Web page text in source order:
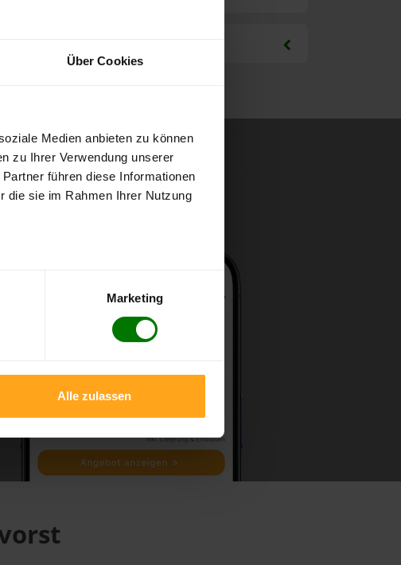
Über Cookies
Medien anbieten zu können
zu Ihrer Verwendung unserer
führen diese Informationen
die sie im Rahmen Ihrer Nutzung
Marketing
Alle zulassen